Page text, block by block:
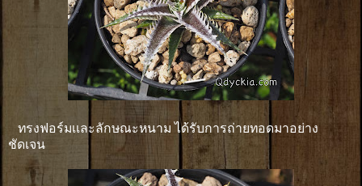
ทรงฟอร์มเเละลักษณะหนาม ได้รับการถ่ายทอดมาอย่าง
ชัดเจน